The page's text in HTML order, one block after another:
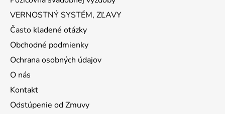
VERNOSTNÝ SYSTÉM, ZĽAVY
Často kladené otázky
Obchodné podmienky
Ochrana osobných údajov
O nás
Kontakt
Odstúpenie od Zmuvy